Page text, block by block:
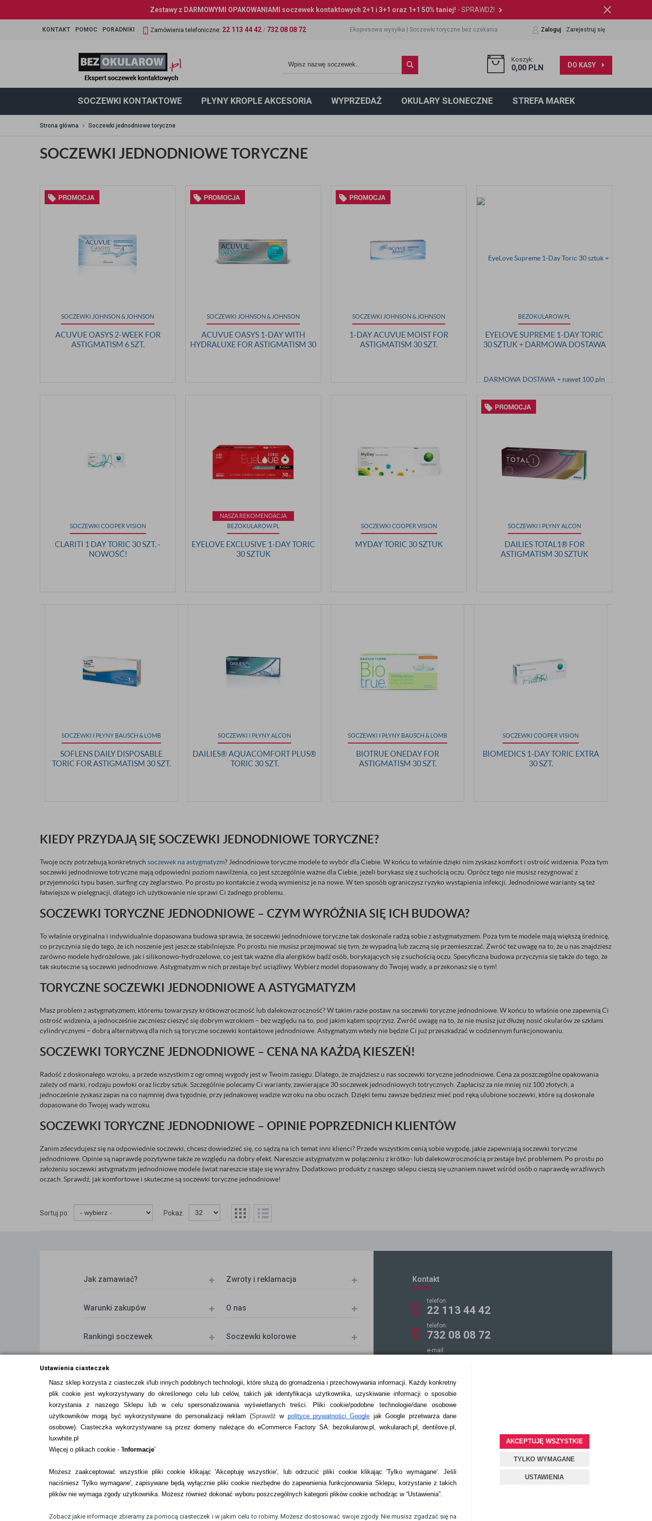
Ustawienia ciasteczek
Nasz sklep korzysta z ciasteczek i/lub innych podobnych technologii, które służą do gromadzenia i przechowywania informacji. Każdy konkretny
plik cookie jest wykorzystywany do określonego celu lub celów, takich jak identyfikacja użytkownika, uzyskiwanie informacji o sposobie
korzystania z naszego Sklepu lub w celu spersonalizowania wyświetlanych treści.
Pliki cookie/podobne technologie/dane osobowe
użytkowników mogą być wykorzystywane do personalizacji reklam (Sprawdźw polityce prywatności Google jak Google przetwarza dane
osobowe). Ciasteczka wykorzystywane są przez domeny należące do eCommerce Factory SA: bezokularow.pl, wokularach.pl, dentilove.pl,
luxwhite.pl
Więcej o plikach cookie - 'Informacje'
Możesz zaakceptować wszystkie pliki cookie klikając 'Akceptuję wszystkie', lub odrzucić pliki cookie klikając 'Tylko wymagane'. Jeśli
naciśniesz 'Tylko wymagane', zapisywane będą wyłącznie pliki cookie niezbędne do zapewnienia funkcjonowania Sklepu, korzystanie z takich
plików nie wymaga zgody użytkownika. Możesz również dokonać wyboru poszczególnych kategorii plików cookie wchodząc w “Ustawienia”.
Zobacz jakie informacje zbieramy za pomocą ciasteczek i w jakim celu to robimy. Możesz dostosować swoje zgody. Nie musisz zgadzać się na
AKCEPTUJĘ WSZYSTKIE
TYLKO WYMAGANE
USTAWIENIA
Zestawy z DARMOWYMI OPAKOWANIAMI soczewek kontaktowych 2+1 i 3+1 oraz 1+1 50% taniej! - SPRAWDŹ!
KONTAKT POMOC PORADNIKI Zamówienia telefoniczne: 22 113 44 42 / 732 08 08 72 Ekspresowa wysyłka |Soczewki toryczne bez czekania Zaloguj Zarejestruj się
Koszyk:
0,00 PLN DO KASY
SOCZEWKI KONTAKTOWE PŁYNY KROPLE AKCESORIA WYPRZEDAŻ OKULARY SŁONECZNE STREFA MAREK
Strona główna Soczewki jednodniowe toryczne
SOCZEWKI JEDNODNIOWE TORYCZNE
SOCZEWKI JOHNSON & JOHNSON
ACUVUE OASYS 2-WEEK FOR
ASTIGMATISM 6 SZT.
SOCZEWKI JOHNSON & JOHNSON
ACUVUE OASYS 1-DAY WITH
HYDRALUXE FOR ASTIGMATISM 30
SOCZEWKI JOHNSON & JOHNSON
1-DAY ACUVUE MOIST FOR
ASTIGMATISM 30 SZT.
BEZOKULAROW.PL
EYELOVE SUPREME 1-DAY TORIC
30 SZTUK + DARMOWA DOSTAWA
SOCZEWKI COOPER VISION
CLARITI 1 DAY TORIC 30 SZT. -
NOWOŚĆ!
NASZA REKOMENDACJA
BEZOKULAROW.PL
EYELOVE EXCLUSIVE 1-DAY TORIC
30 SZTUK
SOCZEWKI COOPER VISION
MYDAY TORIC 30 SZTUK
SOCZEWKI I PŁYNY ALCON
DAILIES TOTAL1® FOR
ASTIGMATISM 30 SZTUK
SOCZEWKI I PŁYNY BAUSCH & LOMB
SOFLENS DAILY DISPOSABLE
TORIC FOR ASTIGMATISM 30 SZT.
SOCZEWKI I PŁYNY ALCON
DAILIES® AQUACOMFORT PLUS®
TORIC 30 SZT.
SOCZEWKI I PŁYNY BAUSCH & LOMB
BIOTRUE ONEDAY FOR
ASTIGMATISM 30 SZT.
SOCZEWKI COOPER VISION
BIOMEDICS 1-DAY TORIC EXTRA
30 SZT.
KIEDY PRZYDAJĄ SIĘ SOCZEWKI JEDNODNIOWE TORYCZNE?
Twoje oczy potrzebują konkretnych soczewek na astygmatyzm? Jednodniowe toryczne modele to wybór dla Ciebie. W końcu to właśnie dzięki nim zyskasz komfort i ostrość widzenia. Poza tym
soczewki jednodniowe totryczne mają odpowiedni poziom nawilżenia, co jest szczególnie ważne dla Ciebie, jeżeli borykasz się z suchością oczu. Oprócz tego nie musisz rezygnować z
przyjemności typu basen, surfing czy żeglarstwo. Po prostu po kontakcie z wodą wymienisz je na nowe. W ten sposób ograniczysz ryzyko wystąpienia infekcji. Jednodniowe warianty są też
łatwiejsze w pielęgnacji, dlatego ich użytkowanie nie sprawi Ci żadnego problemu.
SOCZEWKI TORYCZNE JEDNODNIOWE – CZYM WYRÓŻNIA SIĘ ICH BUDOWA?
To właśnie oryginalna i indywidualnie dopasowana budowa sprawia, że soczewki jednodniowe toryczne tak doskonale radzą sobie z astygmatyzmem. Poza tym te modele mają większą średnicę,
co przyczynia się do tego, że ich noszenie jest jeszcze stabilniejsze. Po prostu nie musisz przejmować się tym, że wypadną lub zaczną się przemieszczać. Zwróć też uwagę na to, że u nas znajdziesz
zarówno modele hydrożelowe, jak i silikonowo-hydrożelowe, co jest tak ważne dla alergików bądź osób, borykających się z suchością oczu. Specyficzna budowa przyczynia się także do tego, że
tak skuteczne są soczewki jednodniowe. Astygmatyzm w nich przestaje być uciążliwy. Wybierz model dopasowany do Twojej wady, a przekonasz się o tym!
TORYCZNE SOCZEWKI JEDNODNIOWE A ASTYGMATYZM
Masz problem z astygmatyzmem, któremu towarzyszy krótkowzroczność lub dalekowzroczność? W takim razie postaw na soczewki toryczne jednodniowe. W końcu to właśnie one zapewnią Ci
ostrość widzenia, a jednocześnie zaczniesz cieszyć się dobrym wzrokiem – bez względu na to, pod jakim kątem spojrzysz. Zwróć uwagę na to, że nie musisz już dłużej nosić okularów ze szkłami
cylindrycznymi – dobrą alternatywą dla nich są toryczne soczewki kontaktowe jednodniowe. Astygmatyzm wtedy nie będzie Ci już przeszkadzać w codziennym funkcjonowaniu.
SOCZEWKI TORYCZNE JEDNODNIOWE – CENA NA KAŻDĄ KIESZEŃ!
Radość z doskonałego wzroku, a przede wszystkim z ogromnej wygody jest w Twoim zasięgu. Dlatego, że znajdziesz u nas soczewki toryczne jednodniowe. Cena za poszczególne opakowania
zależy od marki, rodzaju powłoki oraz liczby sztuk. Szczególnie polecamy Ci warianty, zawierające 30 soczewek jednodniowych totrycznych. Zapłacisz za nie mniej niż 100 złotych, a
jednocześnie zyskasz zapas na co najmniej dwa tygodnie, przy jednakowej wadzie wzroku na obu oczach. Dzięki temu zawsze będziesz mieć pod ręką ulubione soczewki, które są doskonale
dopasowane do Twojej wady wzroku.
SOCZEWKI TORYCZNE JEDNODNIOWE – OPINIE POPRZEDNICH KLIENTÓW
Zanim zdecydujesz się na odpowiednie soczewki, chcesz dowiedzieć się, co sądzą na ich temat inni klienci? Przede wszystkim cenią sobie wygodę, jakie zapewniają soczewki toryczne
jednodniowe. Opinie są naprawdę pozytywne także ze względu na dobry efekt. Nareszcie astygmatyzm w połączeniu z krótko- lub dalekowzrocznością przestaje być problemem. Po prostu po
założeniu soczewki astygmatyzm jednodniowe modele świat nareszcie staje się wyraźny. Dodatkowo produkty z naszego sklepu cieszą się uznaniem nawet wśród osób o naprawdę wrażliwych
oczach. Sprawdź, jak komfortowe i skuteczne są soczewki toryczne jednodniowe!
Sortuj po: Pokaż:
Jak zamawiać? Zwroty i reklamacja
Warunki zakupów O nas
Rankingi soczewek Soczewki kolorowe
Zwrot (odstąpienie od umowy)
ZMIEŃ USTAWIENIA ZGODY NA CIASTECZKA
Kontakt
telefon:
22 113 44 42
telefon:
732 08 08 72
e-mail:
Pobierz z Pobierz z